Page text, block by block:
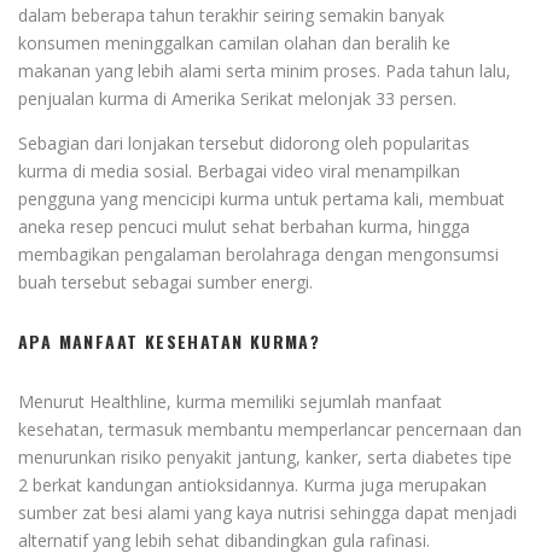
dalam beberapa tahun terakhir seiring semakin banyak
konsumen meninggalkan camilan olahan dan beralih ke
makanan yang lebih alami serta minim proses. Pada tahun lalu,
penjualan kurma di Amerika Serikat melonjak 33 persen.
Sebagian dari lonjakan tersebut didorong oleh popularitas
kurma di media sosial. Berbagai video viral menampilkan
pengguna yang mencicipi kurma untuk pertama kali, membuat
aneka resep pencuci mulut sehat berbahan kurma, hingga
membagikan pengalaman berolahraga dengan mengonsumsi
buah tersebut sebagai sumber energi.
APA MANFAAT KESEHATAN KURMA?
Menurut Healthline, kurma memiliki sejumlah manfaat
kesehatan, termasuk membantu memperlancar pencernaan dan
menurunkan risiko penyakit jantung, kanker, serta diabetes tipe
2 berkat kandungan antioksidannya. Kurma juga merupakan
sumber zat besi alami yang kaya nutrisi sehingga dapat menjadi
alternatif yang lebih sehat dibandingkan gula rafinasi.